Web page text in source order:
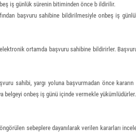
iş günlük sürenin bitiminden önce b ildirilir.
başvuru sahibine bildirilmesiyle onbeş iş
ortamda başvuru sahibine bildirirler.
sahibi, yargı yoluna başvurmadan önce
belgeyi onbeş iş günü içinde vermekle yükümlüdürler.
sebeplere dayanılarak verilen kararları